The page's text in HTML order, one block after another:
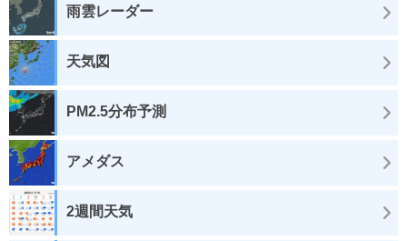
雨雲レーダー
天気図
PM2.5分布予測
アメダス
2週間天気